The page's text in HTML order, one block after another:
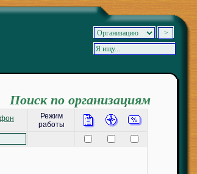
Поиск по организациям
Режим
работы